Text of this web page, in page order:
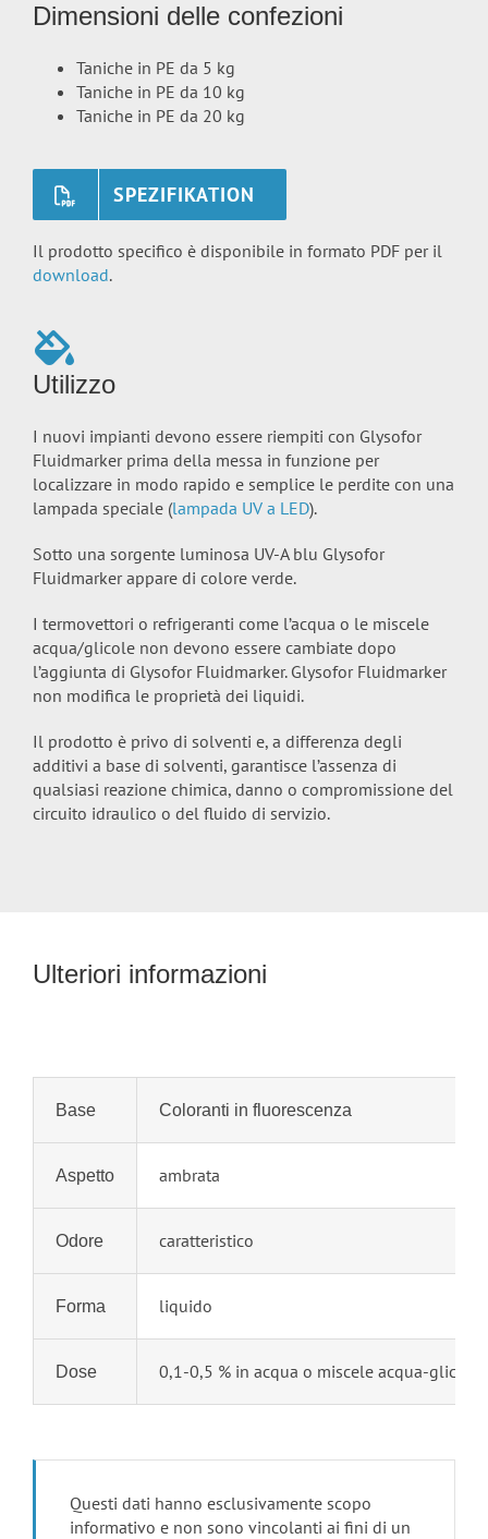
Dimensioni delle confezioni
Taniche in PE da 5 kg
Taniche in PE da 10 kg
Taniche in PE da 20 kg
SPEZIFIKATION
Il prodotto specifico è disponibile in formato PDF per il
download.
Utilizzo
I nuovi impianti devono essere riempiti con Glysofor
Fluidmarker prima della messa in funzione per
localizzare in modo rapido e semplice le perdite con una
lampada speciale (lampada UV a LED).
Sotto una sorgente luminosa UV-A blu Glysofor
Fluidmarker appare di colore verde.
I termovettori o refrigeranti come l’acqua o le miscele
acqua/glicole non devono essere cambiate dopo
l’aggiunta di Glysofor Fluidmarker. Glysofor Fluidmarker
non modifica le proprietà dei liquidi.
Il prodotto è privo di solventi e, a differenza degli
additivi a base di solventi, garantisce l’assenza di
qualsiasi reazione chimica, danno o compromissione del
circuito idraulico o del fluido di servizio.
Ulteriori informazioni
Base Coloranti in fluorescenza
Aspetto ambrata
Odore caratteristico
Forma liquido
Dose 0,1-0,5 % in acqua o miscele acqua-glicole
Questi dati hanno esclusivamente scopo
informativo e non sono vincolanti ai fini di un